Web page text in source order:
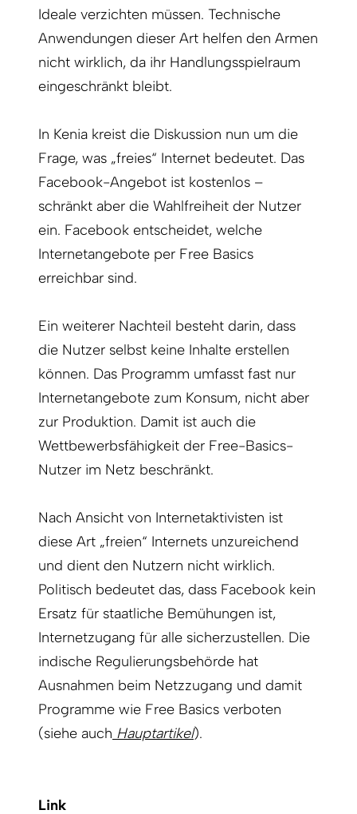
Ideale verzichten müssen. Technische
Anwendungen dieser Art helfen den Armen
nicht wirklich, da ihr Handlungsspielraum
eingeschränkt bleibt.
In Kenia kreist die Diskussion nun um die
Frage, was „freies“ Internet bedeutet. Das
Facebook-Angebot ist kostenlos –
schränkt aber die Wahlfreiheit der Nutzer
ein. Facebook entscheidet, welche
Internetangebote per Free Basics
erreichbar sind.
Ein weiterer Nachteil besteht darin, dass
die Nutzer selbst keine Inhalte erstellen
können. Das Programm umfasst fast nur
Internetangebote zum Konsum, nicht aber
zur Produktion. Damit ist auch die
Wettbewerbsfähigkeit der Free-Basics-
Nutzer im Netz beschränkt.
Nach Ansicht von Internetaktivisten ist
diese Art „freien“ Internets unzureichend
und dient den Nutzern nicht wirklich.
Politisch bedeutet das, dass Facebook kein
Ersatz für staatliche Bemühungen ist,
Internetzugang für alle sicherzustellen. Die
indische Regulierungsbehörde hat
Ausnahmen beim Netzzugang und damit
Programme wie Free Basics verboten
(siehe auch Hauptartikel).
Link